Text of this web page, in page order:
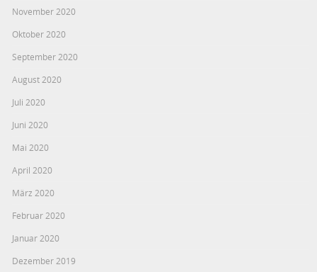
November 2020
Oktober 2020
September 2020
August 2020
Juli 2020
Juni 2020
Mai 2020
April 2020
März 2020
Februar 2020
Januar 2020
Dezember 2019